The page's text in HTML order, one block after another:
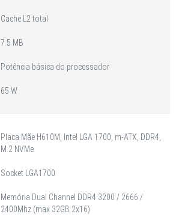
Cache L2 total
7.5 MB
Potência básica do processador
65 W
Placa Mãe H610M, Intel LGA 1700, m-ATX, DDR4,
M.2 NVMe
Socket LGA1700
Memória Dual Channel DDR4 3200 / 2666 /
2400Mhz (max 32GB 2x16)